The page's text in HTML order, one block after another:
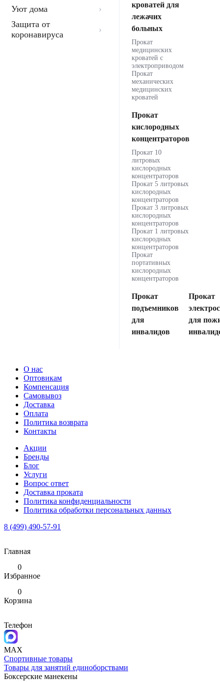
Уют дома
Защита от
коронавируса
кроватей для
лежачих
больных
Прокат
медицинских
кроватей с
электроприводом
Прокат
механических
медицинских
кроватей
Прокат
кислородных
концентраторов
Прокат 10
литровых
кислородных
концентраторов
Прокат 5 литровых
кислородных
концентраторов
Прокат 3 литровых
кислородных
концентраторов
Прокат 1 литровых
кислородных
концентраторов
Прокат
портативных
кислородных
концентраторов
Прокат
подъемников
для
инвалидов
Прокат
для
О нас
Оптовикам
Компенсация
Самовывоз
Доставка
Оплата
Политика возврата
Контакты
Акции
Бренды
Блог
Услуги
Вопрос ответ
Доставка проката
Политика конфиденциальности
Политика обработки персональных данных
8 (499) 490-57-91
Главная
0
Избранное
0
Корзина
Телефон
MAX
Спортивные товары
Товары для занятий единоборствами
Боксерские манекены